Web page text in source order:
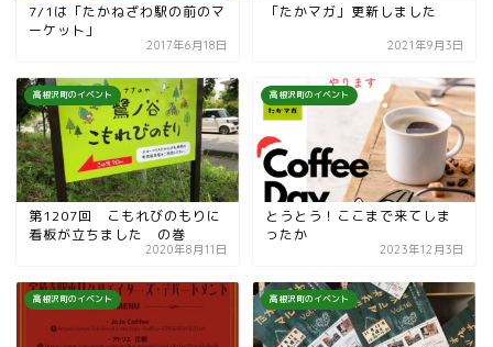
7/1は「たかねざわ駅の前のマ
ーケット」
2017年6月18日
「たかマガ」更新しました
2021年9月3日
高根沢町のイベント
第1207回 こもれびのもりに
看板が立ちました の巻
2020年8月11日
高根沢町のイベント
とうとう！ここまで来てしま
ったか
2023年12月3日
高根沢町のイベント 高根沢町のイベント